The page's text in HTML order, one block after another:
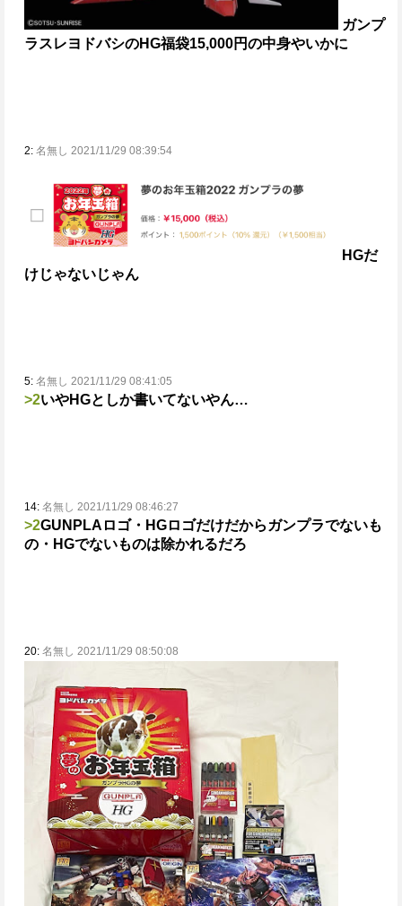
ガンプ
ラスレヨドバシのHG福袋15,000円の中身やいかに
2: 名無し 2021/11/29 08:39:54
HGだ
けじゃないじゃん
5: 名無し 2021/11/29 08:41:05
>2いやHGとしか書いてないやん…
14: 名無し 2021/11/29 08:46:27
>2GUNPLAロゴ・HGロゴだけだからガンプラでないも
の・HGでないものは除かれるだろ
20: 名無し 2021/11/29 08:50:08